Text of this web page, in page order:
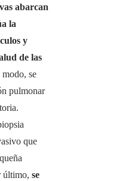
abarcan
la
y
de las
se
pulmonar
que
último, se